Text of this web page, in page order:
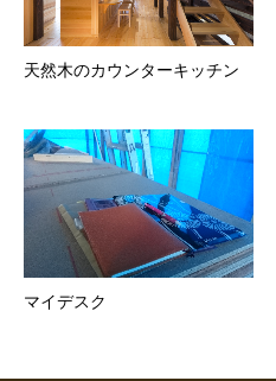
天然木のカウンターキッチン
マイデスク